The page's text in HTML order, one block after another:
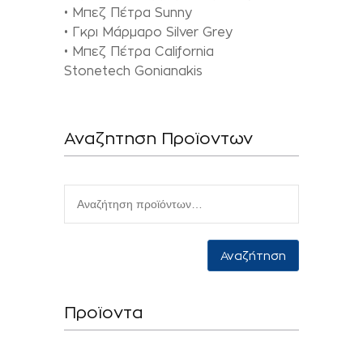
• Μπεζ Πέτρα Sunny
• Γκρι Μάρμαρο Silver Grey
• Μπεζ Πέτρα California
Stonetech Gonianakis
Αναζητηση Προϊοντων
Αναζήτηση
Προϊοντα